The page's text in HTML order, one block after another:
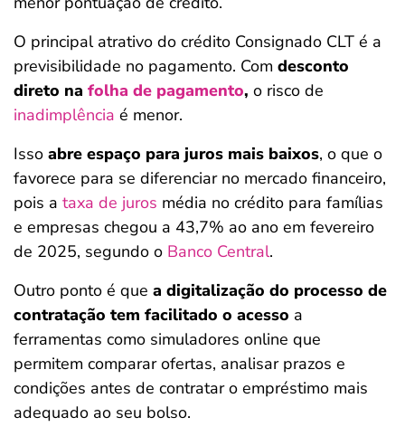
O principal atrativo do crédito Consignado CLT é a
previsibilidade no pagamento. Com desconto
direto na folha de pagamento, o risco de
inadimplência é menor.
Isso abre espaço para juros mais baixos, o que o
favorece para se diferenciar no mercado financeiro,
pois a taxa de juros média no crédito para famílias
e empresas chegou a 43,7% ao ano em fevereiro
de 2025, segundo o Banco Central.
Outro ponto é que a digitalização do processo de
contratação tem facilitado o acesso a
ferramentas como simuladores online que
permitem comparar ofertas, analisar prazos e
condições antes de contratar o empréstimo mais
adequado ao seu bolso.